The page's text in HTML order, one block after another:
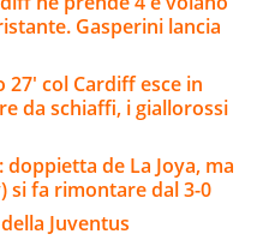
Gasperini lancia
27' col Cardiff esce in
da schiaffi, i giallorossi
doppietta de La Joya, ma
si fa rimontare dal 3-0
Juventus